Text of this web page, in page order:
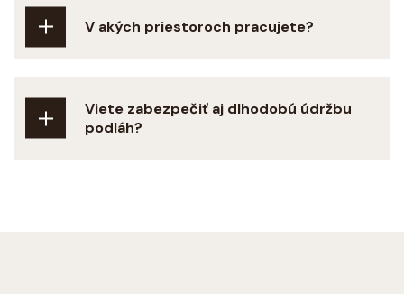
V akých priestoroch pracujete?
Viete zabezpečiť aj dlhodobú údržbu
podláh?